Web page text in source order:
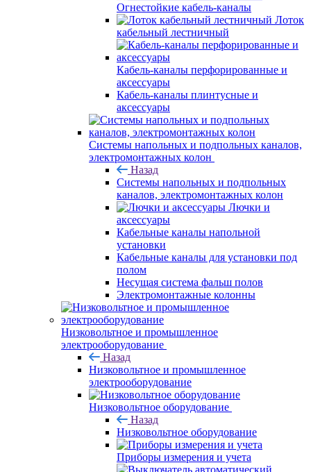
Огнестойкие кабель-каналы
Лоток
кабельный лестничный
Кабель-каналы перфорированные и
аксессуары
Кабель-каналы плинтусные и
аксессуары
Системы напольных и подпольных каналов,
электромонтажных колон
Назад
Системы напольных и подпольных
каналов, электромонтажных колон
Лючки и
аксессуары
Кабельные каналы напольной
установки
Кабельные каналы для установки под
полом
Несущая система фальш полов
Электромонтажные колонны
Низковольтное и промышленное
электрооборудование
Назад
Низковольтное и промышленное
электрооборудование
Низковольтное оборудование
Назад
Низковольтное оборудование
Приборы измерения и учета